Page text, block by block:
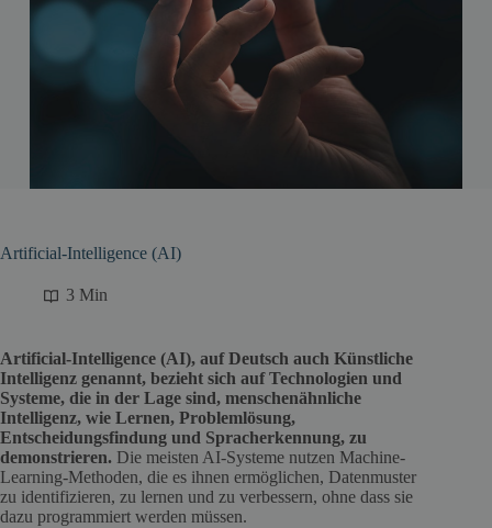
Artificial-Intelligence (AI)
3 Min
Artificial-Intelligence (AI), auf Deutsch auch Künstliche
Intelligenz genannt, bezieht sich auf Technologien und
Systeme, die in der Lage sind, menschenähnliche
Intelligenz, wie Lernen, Problemlösung,
Entscheidungsfindung und Spracherkennung, zu
demonstrieren. Die meisten AI-Systeme nutzen Machine-
Learning-Methoden, die es ihnen ermöglichen, Datenmuster
zu identifizieren, zu lernen und zu verbessern, ohne dass sie
dazu programmiert werden müssen.